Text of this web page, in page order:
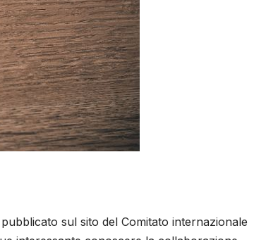
sul sito del Comitato internazionale